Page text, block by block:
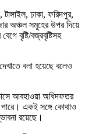
ঢাকা, ফরিদপুর,
অঞ্চল সমূহের উপর দিয়ে
বৃষ্টি/বজ্রবৃষ্টিসহ
বলা হয়েছে বলেও
আবহাওয়া অধিদফতর
পারে। একই সঙ্গে কোথাও
রয়েছে।